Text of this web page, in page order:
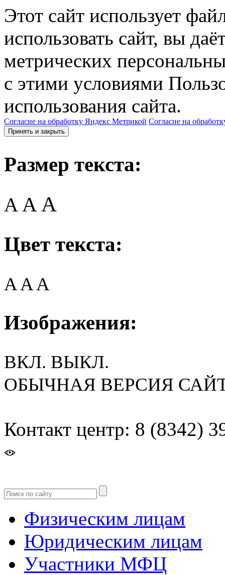
Этот сайт использует
использовать сайт, вы
метрических
с этими условиями
использования сайта.
Согласие на обработку Яндекс Метрикой Согласие на
Принять и закрыть
Размер текста:
A AA
Цвет текста:
AAA
Изображения:
ВКЛ. ВЫКЛ.
ОБЫЧНАЯ ВЕРСИЯ
Контакт центр: 8 (8342)
Физическим лицам
Юридическим лицам
Участники МФЦ